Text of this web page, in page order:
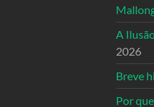
A
2026
Breve
Por